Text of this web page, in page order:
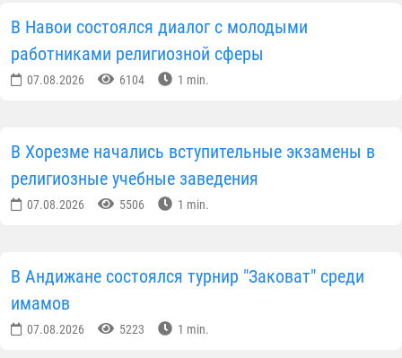
В Навои состоялся диалог с молодыми
работниками религиозной сферы
07.08.2026 6104 1 min.
В Хорезме начались вступительные экзамены в
религиозные учебные заведения
07.08.2026 5506 1 min.
В Андижане состоялся турнир "Заковат" среди
имамов
07.08.2026 5223 1 min.